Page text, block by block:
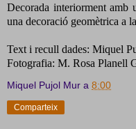
Decorada interiorment amb
una decoració geomètrica a
Text i recull dades: Miquel
Fotografia: M. Rosa Planell
Miquel Pujol Mur a 8:00
Comparteix